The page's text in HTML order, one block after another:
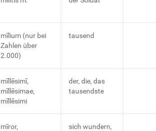
mīlium (nur bei
Zahlen über
2.000)
tausend
mīllēsimī,
mīllēsimae,
mīllēsimi
der, die, das
tausendste
mīror, sich wundern,